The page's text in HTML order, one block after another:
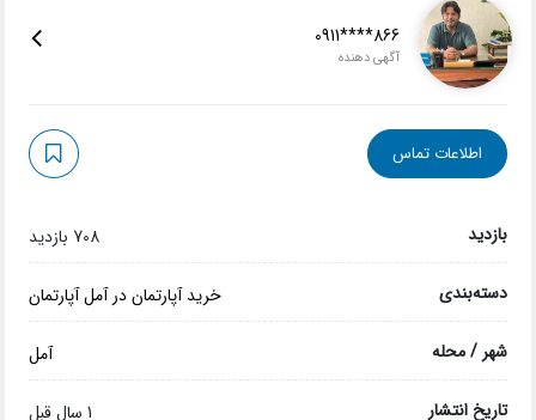
0911****866
آگهی دهنده
اطلاعات تماس
بازدید 708 بازدید
دسته‌بندی خرید آپارتمان در آملآپارتمان
شهر / محله آمل
تاریخ انتشار 1 سال قبل